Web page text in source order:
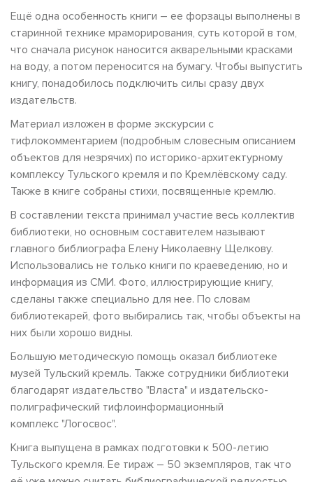
Ещё одна особенность книги – ее форзацы выполнены в
старинной технике мраморирования, суть которой в том,
что сначала рисунок наносится акварельными красками
на воду, а потом переносится на бумагу. Чтобы выпустить
книгу, понадобилось подключить силы сразу двух
издательств.
Материал изложен в форме экскурсии с
тифлокомментарием (подробным словесным описанием
объектов для незрячих) по историко-архитектурному
комплексу Тульского кремля и по Кремлёвскому саду.
Также в книге собраны стихи, посвященные кремлю.
В составлении текста принимал участие весь коллектив
библиотеки, но основным составителем называют
главного библиографа Елену Николаевну Щелкову.
Использовались не только книги по краеведению, но и
информация из СМИ. Фото, иллюстрирующие книгу,
сделаны также специально для нее. По словам
библиотекарей, фото выбирались так, чтобы объекты на
них были хорошо видны.
Большую методическую помощь оказал библиотеке
музей Тульский кремль. Также сотрудники библиотеки
благодарят издательство "Власта" и издательско-
полиграфический тифлоинформационный
комплекс "Логосвос".
Книга выпущена в рамках подготовки к 500-летию
Тульского кремля. Ее тираж – 50 экземпляров, так что